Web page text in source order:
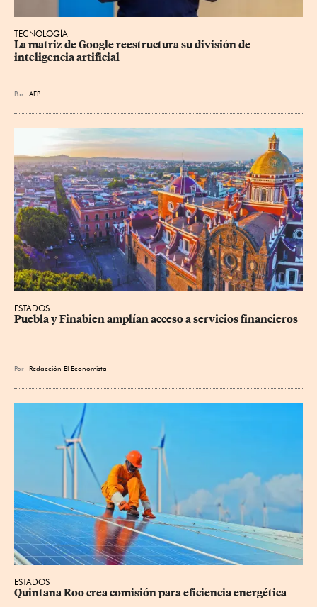
TECNOLOGÍA
La matriz de Google reestructura su división de
inteligencia artificial
Por AFP
ESTADOS
Puebla y Finabien amplían acceso a servicios financieros
Por Redacción El Economista
ESTADOS
Quintana Roo crea comisión para eficiencia energética